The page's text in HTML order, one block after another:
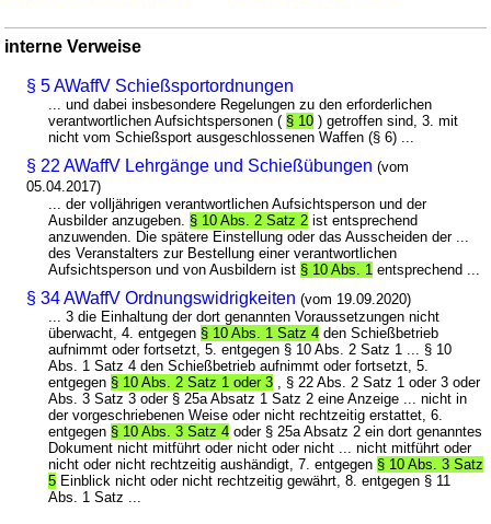
interne Verweise
§ 5 AWaffV Schießsportordnungen
... und dabei insbesondere Regelungen zu den erforderlichen
verantwortlichen Aufsichtspersonen ( § 10 ) getroffen sind, 3. mit
nicht vom Schießsport ausgeschlossenen Waffen (§ 6) ...
§ 22 AWaffV Lehrgänge und Schießübungen (vom
05.04.2017)
... der volljährigen verantwortlichen Aufsichtsperson und der
Ausbilder anzugeben. § 10 Abs. 2 Satz 2 ist entsprechend
anzuwenden. Die spätere Einstellung oder das Ausscheiden der ...
des Veranstalters zur Bestellung einer verantwortlichen
Aufsichtsperson und von Ausbildern ist § 10 Abs. 1 entsprechend ...
§ 34 AWaffV Ordnungswidrigkeiten (vom 19.09.2020)
... 3 die Einhaltung der dort genannten Voraussetzungen nicht
überwacht, 4. entgegen § 10 Abs. 1 Satz 4 den Schießbetrieb
aufnimmt oder fortsetzt, 5. entgegen § 10 Abs. 2 Satz 1 ... § 10
Abs. 1 Satz 4 den Schießbetrieb aufnimmt oder fortsetzt, 5.
entgegen § 10 Abs. 2 Satz 1 oder 3 , § 22 Abs. 2 Satz 1 oder 3 oder
Abs. 3 Satz 3 oder § 25a Absatz 1 Satz 2 eine Anzeige ... nicht in
der vorgeschriebenen Weise oder nicht rechtzeitig erstattet, 6.
entgegen § 10 Abs. 3 Satz 4 oder § 25a Absatz 2 ein dort genanntes
Dokument nicht mitführt oder nicht oder nicht ... nicht mitführt oder
nicht oder nicht rechtzeitig aushändigt, 7. entgegen § 10 Abs. 3 Satz
5 Einblick nicht oder nicht rechtzeitig gewährt, 8. entgegen § 11
Abs. 1 Satz ...